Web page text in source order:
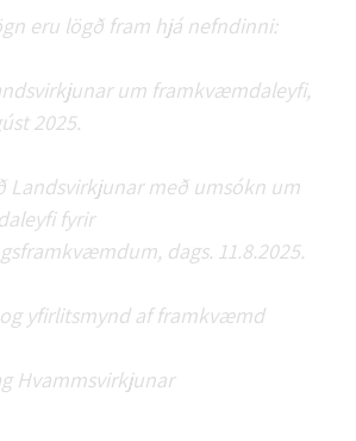
eru lögð fram hjá nefndinni:
um framkvæmdaleyfi,
2025.
Landsvirkjunar með umsókn um
fyrir
dags. 11.8.2025.
yfirlitsmynd af framkvæmd
Hvammsvirkjunar